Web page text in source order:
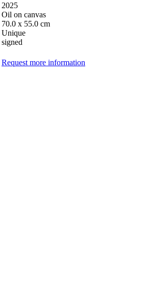
2025
Oil on canvas
70.0 x 55.0 cm
Unique
signed
Request more information